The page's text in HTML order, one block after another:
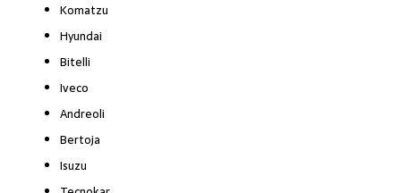
Komatzu
Hyundai
Bitelli
Iveco
Andreoli
Bertoja
Isuzu